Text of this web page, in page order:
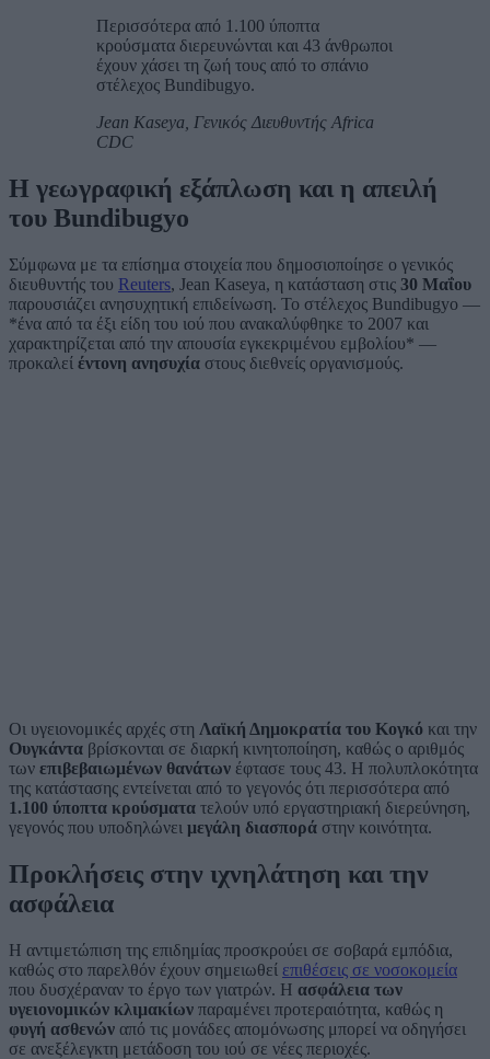
Περισσότερα από 1.100 ύποπτα
κρούσματα διερευνώνται και 43 άνθρωποι
έχουν χάσει τη ζωή τους από το σπάνιο
στέλεχος Bundibugyo.
Jean Kaseya, Γενικός Διευθυντής Africa
CDC
Η γεωγραφική εξάπλωση και η απειλή
του Bundibugyo
Σύμφωνα με τα επίσημα στοιχεία που δημοσιοποίησε ο γενικός
διευθυντής του Reuters, Jean Kaseya, η κατάσταση στις 30 Μαΐου
παρουσιάζει ανησυχητική επιδείνωση. Το στέλεχος Bundibugyo —
*ένα από τα έξι είδη του ιού που ανακαλύφθηκε το 2007 και
χαρακτηρίζεται από την απουσία εγκεκριμένου εμβολίου* —
προκαλεί έντονη ανησυχία στους διεθνείς οργανισμούς.
Οι υγειονομικές αρχές στη Λαϊκή Δημοκρατία του Κογκό και την
Ουγκάντα βρίσκονται σε διαρκή κινητοποίηση, καθώς ο αριθμός
των επιβεβαιωμένων θανάτων έφτασε τους 43. Η πολυπλοκότητα
της κατάστασης εντείνεται από το γεγονός ότι περισσότερα από
1.100 ύποπτα κρούσματα τελούν υπό εργαστηριακή διερεύνηση,
γεγονός που υποδηλώνει μεγάλη διασπορά στην κοινότητα.
Προκλήσεις στην ιχνηλάτηση και την
ασφάλεια
Η αντιμετώπιση της επιδημίας προσκρούει σε σοβαρά εμπόδια,
καθώς στο παρελθόν έχουν σημειωθεί επιθέσεις σε νοσοκομεία
που δυσχέραναν το έργο των γιατρών. Η ασφάλεια των
υγειονομικών κλιμακίων παραμένει προτεραιότητα, καθώς η
φυγή ασθενών από τις μονάδες απομόνωσης μπορεί να οδηγήσει
σε ανεξέλεγκτη μετάδοση του ιού σε νέες περιοχές.